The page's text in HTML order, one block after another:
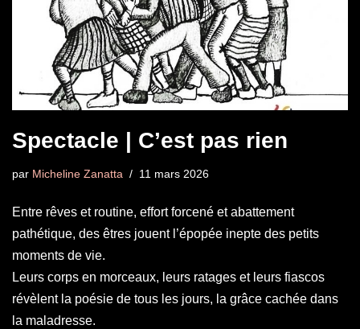
Spectacle | C’est pas rien
par Micheline Zanatta 11 mars 2026
Entre rêves et routine, effort forcené et abattement
pathétique, des êtres jouent l’épopée inepte des petits
moments de vie.
Leurs corps en morceaux, leurs ratages et leurs fiascos
révèlent la poésie de tous les jours, la grâce cachée dans
la maladresse.